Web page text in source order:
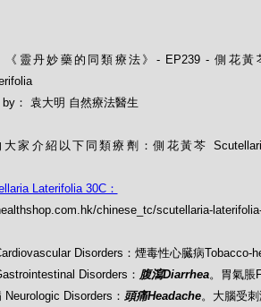
《靈丹妙藥的同類療法》- EP239 - 側花黃
： 袁大明 自然療法醫生
家介紹以下同類療劑：側花黃芩
Laterifolia 30C：
chinese_tc/scutellaria-
Disorders：煙毒性心臓病Tobacco-
Disorders： 腹瀉Diarrhea。胃氣脹
Disorders： 頭痛Headache。大腦受